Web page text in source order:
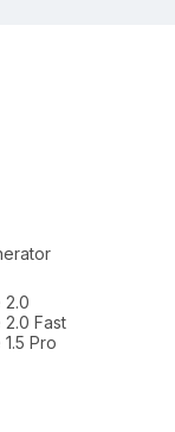
2.0
Fast
Pro